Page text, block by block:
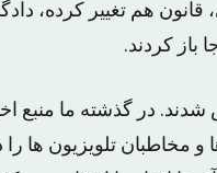
هم تغییر کرده،
باز کردند.
در گذشته ما منبع
مخاطبان تلویزیون ها را